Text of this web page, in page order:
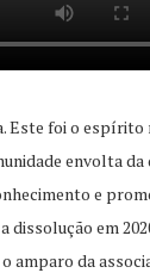
Este foi o
envolta da
e
dissolução em
amparo da